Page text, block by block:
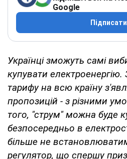
Google
Українці зможуть самі
купувати електроенергію.
тарифу на всю країну
пропозицій - з різними
того, "струм" можна буде
безпосередньо в
більше не
регулятор, що спершу